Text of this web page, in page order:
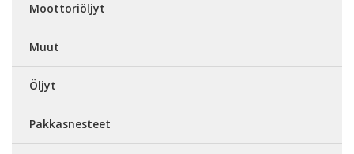
Moottoriöljyt
Muut
Öljyt
Pakkasnesteet